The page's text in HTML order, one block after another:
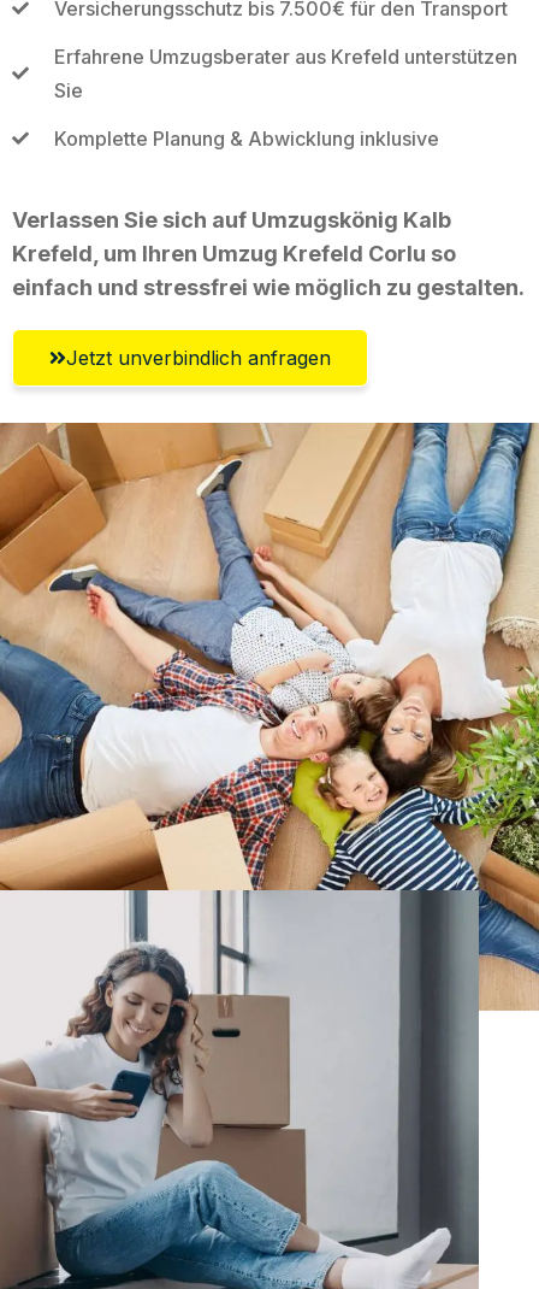
Versicherungsschutz bis 7.500€ für den Transport
Erfahrene Umzugsberater aus Krefeld unterstützen
Sie
Komplette Planung & Abwicklung inklusive
Verlassen Sie sich auf Umzugskönig Kalb
Krefeld, um Ihren Umzug Krefeld Corlu so
einfach und stressfrei wie möglich zu gestalten.
Jetzt unverbindlich anfragen